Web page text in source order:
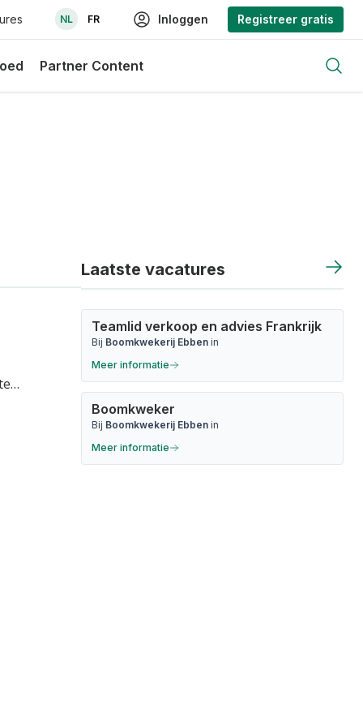
NL FR Inloggen Registreer gratis
Partner Content
Laatste vacatures
Teamlid verkoop en advies Frankrijk
Bij Boomkwekerij Ebben in
Meer informatie
Boomkweker
Bij Boomkwekerij Ebben in
Meer informatie